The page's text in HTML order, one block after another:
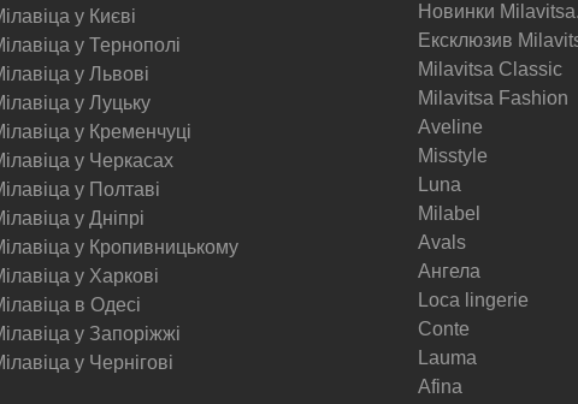
у Києві
у Тернополі
у Львові
у Луцьку
у Кременчуці
у Черкасах
у Полтаві
у Дніпрі
у Кропивницькому
у Харкові
в Одесі
у Запоріжжі
у Чернігові
Новинки
Ексклюзив
Milavitsa Classic
Milavitsa Fashion
Aveline
Misstyle
Luna
Milabel
Avals
Ангела
Loca lingerie
Conte
Lauma
Afina